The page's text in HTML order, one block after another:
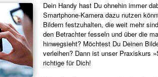
Dein Handy hast Du ohnehin immer
Smartphone-Kamera dazu nutzen
Bildern festzuhalten, die weit mehr
den Betrachter fesseln und über die
hinwegsieht? Möchtest Du Deinen
verleihen? Dann ist unser Praxiskurs
richtige für Dich!